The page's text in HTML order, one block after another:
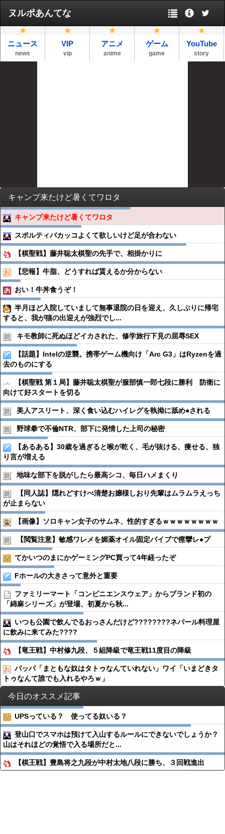
ヌルポあんてな
ニュース
news
VIP
vip
アニメ
anime
ゲーム
game
YouTube
story
キャンプ来たけど暑くてワロタ
キャンプ来たけど暑くてワロタ
スポルティバカッコよくて欲しいけど足が合わない
【棋聖戦】藤井聡太棋聖の先手で、相掛かりに
【悲報】牛脂、どうすれば貰えるか分からない
おい！牛丼食うぞ！
半月ほど入院していまして無事退院の日を迎え、久しぶりに帰宅
すると、我が猫の出迎えが強烈でし...
キモ教師に死ぬほどイカされた、修学旅行下見の屈辱SEX
【話題】Intelの逆襲。携帯ゲーム機向け「Arc G3」はRyzenを過
去のものにする
【棋聖戦 第１局】藤井聡太棋聖が服部慎一郎七段に勝利 防衛に
向けて好スタートを切る
美人アスリート、深く食い込むハイレグを執拗に舐め●︎される
野球拳で不倫NTR、部下に発情した上司の秘密
【あるある】30歳を過ぎると喉が乾く、毛が抜ける、痩せる、独
り言が増える
地味な部下を脱がしたら最高シコ、毎日ハメまくり
【同人誌】隠れどすけべ清楚お嬢様しおり先輩はムラムラえっち
が止まらない
【画像】ソロキャン女子のサムネ、性的すぎるｗｗｗｗｗｗｗｗ
【閲覧注意】敏感ワレメを媚薬オイル固定バイブで痙攣レ●︎プ
てかいつのまにかゲーミングPC買って4年経ったぞ
Fホールの大きさって意外と重要
ファミリーマート「コンビニエンスウェア」からブランド初の
「綿麻シリーズ」が登場、初夏から秋...
いつも公園で飲んでるおっさんだけど????????ネパール料理屋
に飲みに来てみた????
【竜王戦】中村修九段、５組降級で竜王戦11度目の降級
パッパ「まともな奴はタトゥなんていれない」ワイ「いまどきタ
トゥなんて誰でも入れるやろｗ」
今日のオススメ記事
UPSっている？ 使ってる奴いる？
登山口でスマホは預けて入山するルールにできないでしょうか？
山はそれほどの覚悟で入る場所だと...
【棋王戦】豊島将之九段が中村太地八段に勝ち、３回戦進出